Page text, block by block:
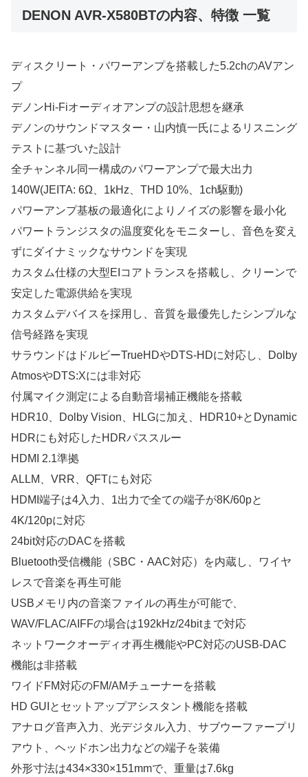
DENON AVR-X580BTの内容、特徴 一覧
ディスクリート・パワーアンプを搭載した5.2chのAVアン
プ
デノンHi-Fiオーディオアンプの設計思想を継承
デノンのサウンドマスター・山内慎一氏によるリスニング
テストに基づいた設計
全チャンネル同一構成のパワーアンプで最大出力
140W(JEITA: 6Ω、1kHz、THD 10%、1ch駆動)
パワーアンプ基板の最適化によりノイズの影響を最小化
パワートランジスタの温度変化をモニターし、音色を変え
ずにダイナミックなサウンドを実現
カスタム仕様の大型EIコアトランスを搭載し、クリーンで
安定した電源供給を実現
カスタムデバイスを採用し、音質を最優先したシンプルな
信号経路を実現
サラウンドはドルビーTrueHDやDTS-HDに対応し、Dolby
AtmosやDTS:Xには非対応
付属マイク測定による自動音場補正機能を搭載
HDR10、Dolby Vision、HLGに加え、HDR10+とDynamic
HDRにも対応したHDRパススルー
HDMI 2.1準拠
ALLM、VRR、QFTにも対応
HDMI端子は4入力、1出力で全ての端子が8K/60pと
4K/120pに対応
24bit対応のDACを搭載
Bluetooth受信機能（SBC・AAC対応）を内蔵し、ワイヤ
レスで音楽を再生可能
USBメモリ内の音楽ファイルの再生が可能で、
WAV/FLAC/AIFFの場合は192kHz/24bitまで対応
ネットワークオーディオ再生機能やPC対応のUSB-DAC
機能は非搭載
ワイドFM対応のFM/AMチューナーを搭載
HD GUIとセットアップアシスタント機能を搭載
アナログ音声入力、光デジタル入力、サブウーファープリ
アウト、ヘッドホン出力などの端子を装備
外形寸法は434×330×151mmで、重量は7.6kg